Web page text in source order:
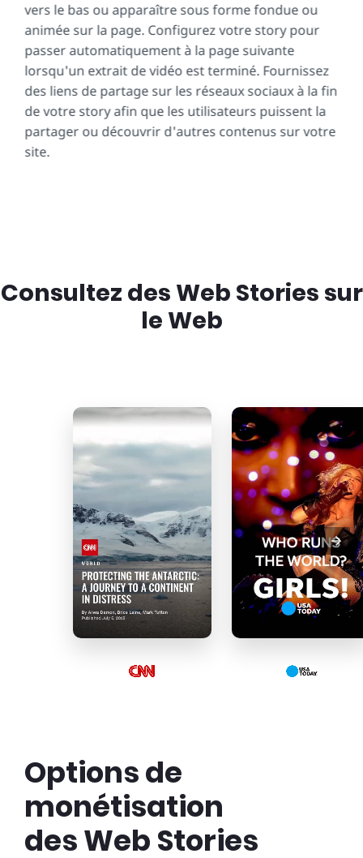
vers le bas ou apparaître sous forme fondue ou
animée sur la page. Configurez votre story pour
passer automatiquement à la page suivante
lorsqu'un extrait de vidéo est terminé. Fournissez
des liens de partage sur les réseaux sociaux à la fin
de votre story afin que les utilisateurs puissent la
partager ou découvrir d'autres contenus sur votre
site.
Consultez des Web Stories sur
le Web
Options de
monétisation
des Web Stories